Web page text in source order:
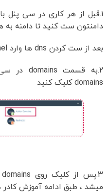
دامنتون ست کنید تا دامنه
بعد از ست کردن dns ها وارد cpanel بشید
domains کلیک کنید
میشد ، طبق ادامه آموزش کادر